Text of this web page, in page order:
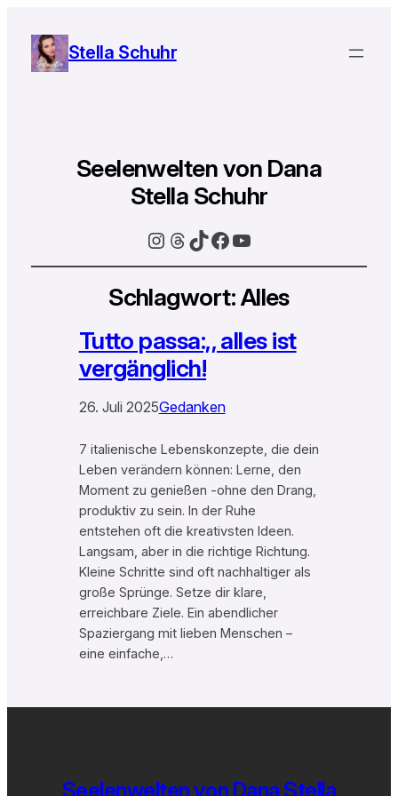
Stella Schuhr
Seelenwelten von Dana
Stella Schuhr
Instagram
Threads
TikTok
Facebook
YouTube
Schlagwort:Alles
Tutto passa:,, alles ist
vergänglich!
26. Juli 2025Gedanken
7 italienische Lebenskonzepte, die dein
Leben verändern können: Lerne, den
Moment zu genießen -ohne den Drang,
produktiv zu sein. In der Ruhe
entstehen oft die kreativsten Ideen.
Langsam, aber in die richtige Richtung.
Kleine Schritte sind oft nachhaltiger als
große Sprünge. Setze dir klare,
erreichbare Ziele. Ein abendlicher
Spaziergang mit lieben Menschen –
eine einfache,…
Seelenwelten von Dana Stella